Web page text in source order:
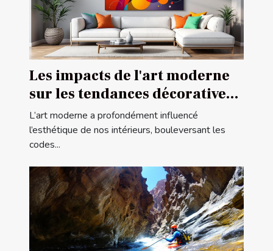
Les impacts de l'art moderne
sur les tendances décoratives
contemporaines
L’art moderne a profondément influencé
l’esthétique de nos intérieurs, bouleversant les
codes...